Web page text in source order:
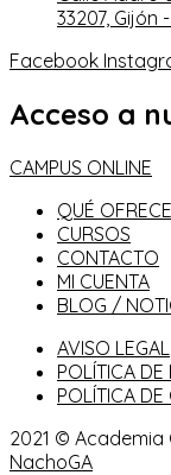
33207, Gijón
Facebook
Acceso a
CAMPUS ONLINE
QUÉ
CURSOS
CONTACTO
MI CUENTA
BLOG /
AVISO LEGAL
POLÍTICA DE
POLÍTICA DE
2021 © Academia
NachoGA